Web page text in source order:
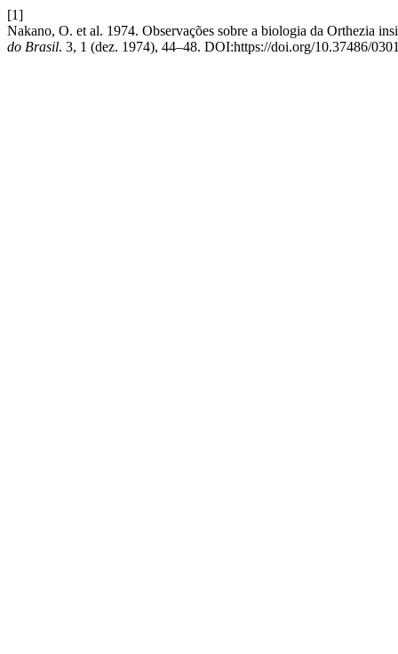
[1]
Nakano, O. et al. 1974. Observações sobre a biologia da Orthezia
do Brasil. 3, 1 (dez. 1974), 44–48. DOI:https://doi.org/10.37486/